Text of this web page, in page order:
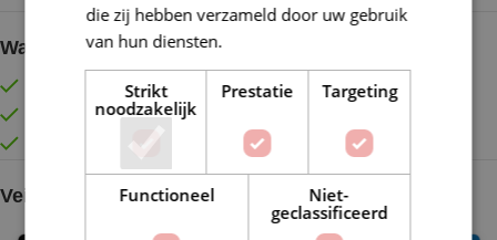
Waarom kopen bij de Wolkast?
Lage verzendkosten vanaf € 4,99 binnen NL
Gratis verzonden vanaf €55,-
Vóór 16:30 besteld = Zelfde (werk)dag verzonden
Veilig online betalen
die zij hebben verzameld door uw gebruik
van hun diensten.
Strikt
noodzakelijk
Prestatie Targeting
Functioneel
Niet-
geclassificeerd